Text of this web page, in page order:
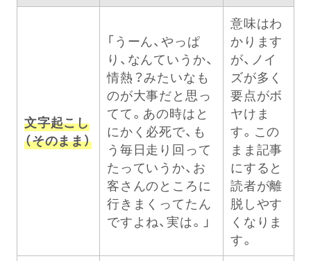
文字起こし
（そのまま）
「うーん、やっぱ
り、なんていうか、
情熱？みたいなも
のが大事だと思っ
てて。あの時はと
にかく必死で、も
う毎日走り回って
たっていうか、お
客さんのところに
行きまくってたん
ですよね、実は。」
意味はわ
かります
が、ノイ
ズが多く
要点がボ
ヤけま
す。この
まま記事
にすると
読者が離
脱しやす
くなりま
す。